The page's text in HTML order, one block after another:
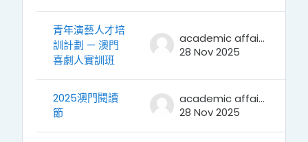
青年演藝人才培
訓計劃 — 澳門
喜劇人實訓班
academic affairs
28 Nov 2025
2025澳門閱讀
節
academic affairs
28 Nov 2025